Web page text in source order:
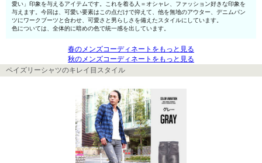
愛い」印象を与えるアイテムです。これを着る人＝オシャレ、ファッション好きな印象を
与えます。今回は、可愛い要素はこの点だけで抑えて、他を無地のアウター、デニムパン
ツにワークブーツと合わせ、可愛さと男らしさを備えたスタイルにしています。
色については、全体的に暗めの色で統一感を出しています。
春のメンズコーディネートをもっと見る
秋のメンズコーディネートをもっと見る
ペイズリーシャツのキレイ目スタイル